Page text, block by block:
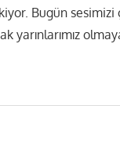
Bugün sesimizi
yarınlarımız